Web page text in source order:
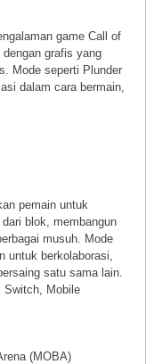
game Call of
grafis yang
Mode seperti Plunder
dalam cara bermain,
pemain untuk
blok, membangun
musuh. Mode
untuk berkolaborasi,
satu sama lain.
Switch, Mobile
(MOBA)